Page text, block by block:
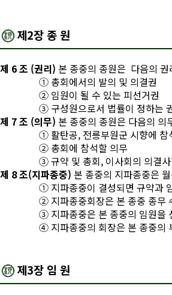
제2장 종 원
제 6 조 (권리) 본 종중의 종원은 다음의 권
① 총회에서의 발의 및 의결권
② 임원이 될 수 있는 피선거권
③ 구성원으로서 법률이 정하는
제 7 조 (의무) 본 종중의 종원은 다음의 의
① 활탄공, 전릉부원군 시향에 참
② 총회에 참석할 의무
③ 규약 및 총회, 이사회의 의결
제 8 조(지파종중) 본 종중의 지파종중은
① 지파종중이 결성되면 규약과
② 지파종중회장은 본 종중 종무
③ 지파종중은 본 종중의 임원을
④ 지파종중의 회장은 본 종중의
제3장 임 원